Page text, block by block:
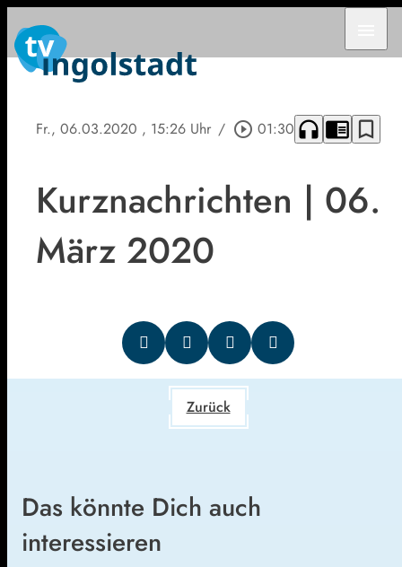
Fr., 06.03.2020 , 15:26 Uhr / play_circle_outline 01:30 headphones chrome_reader_mode bookmark_border
Kurznachrichten | 06.
März 2020
Zurück
Das könnte Dich auch
interessieren